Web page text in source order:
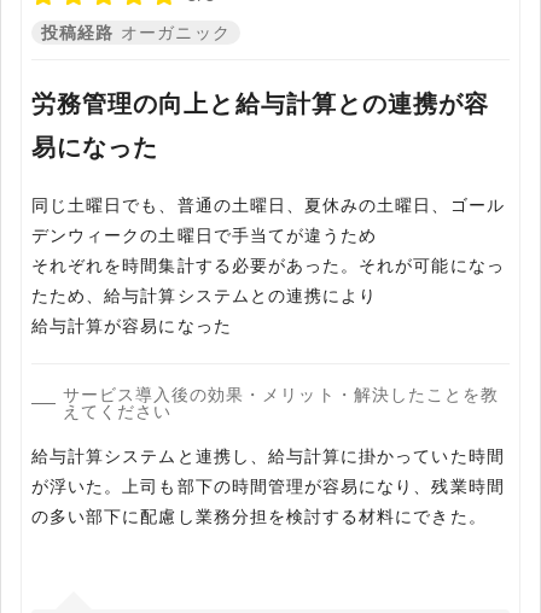
投稿経路 オーガニック
労務管理の向上と給与計算との連携が容
易になった
同じ土曜日でも、普通の土曜日、夏休みの土曜日、ゴール
デンウィークの土曜日で手当てが違うため
それぞれを時間集計する必要があった。それが可能になっ
たため、給与計算システムとの連携により
給与計算が容易になった
サービス導入後の効果・メリット・解決したことを教
えてください
給与計算システムと連携し、給与計算に掛かっていた時間
が浮いた。上司も部下の時間管理が容易になり、残業時間
の多い部下に配慮し業務分担を検討する材料にできた。